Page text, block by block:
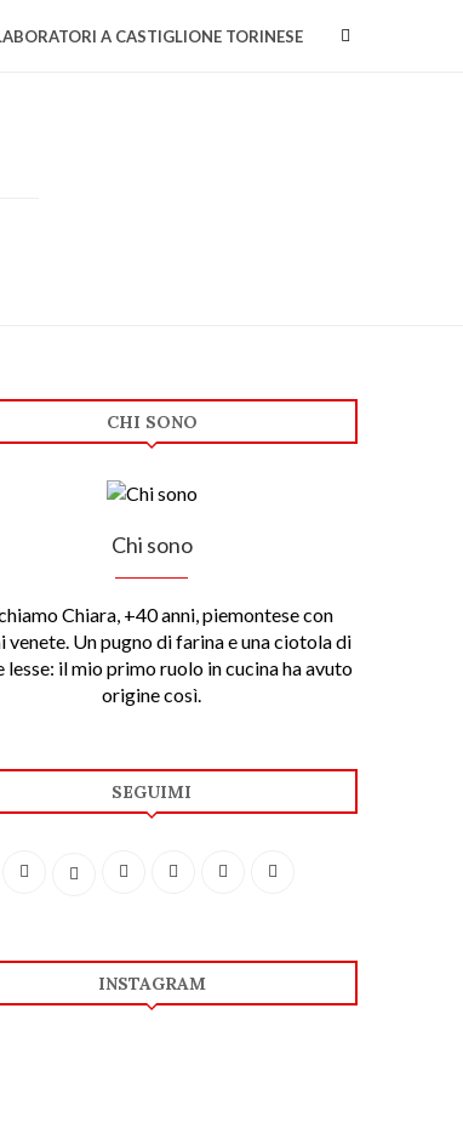
A CASTIGLIONE TORINESE
CHI SONO
Chi sono
Chiara, +40 anni, piemontese con
venete. Un pugno di farina e una ciotola di
lesse: il mio primo ruolo in cucina ha avuto
origine così.
SEGUIMI
INSTAGRAM